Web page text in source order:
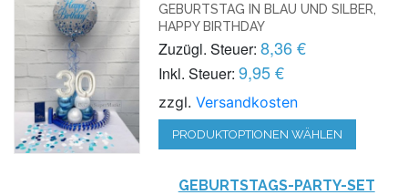
GEBURTSTAG IN BLAU UND SILBER,
HAPPY BIRTHDAY
Zuzügl. Steuer: 8,36 €
Inkl. Steuer: 9,95 €
zzgl.Versandkosten
PRODUKTOPTIONEN WÄHLEN
GEBURTSTAGS-PARTY-SET